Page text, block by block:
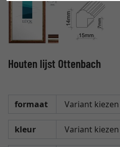
Houten lijst Ottenbach
formaat
kleur